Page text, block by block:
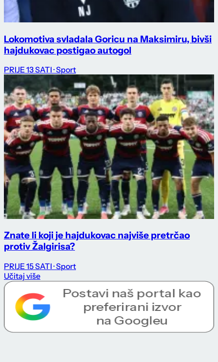
Lokomotiva svladala Goricu na Maksimiru, bivši
hajdukovac postigao autogol
PRIJE 13 SATI · Sport
Znate li koji je hajdukovac najviše pretrčao
protiv Žalgirisa?
PRIJE 15 SATI · Sport
Učitaj više